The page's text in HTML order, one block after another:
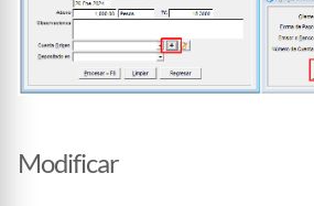
Modificar